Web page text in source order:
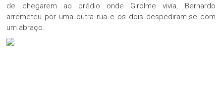
de chegarem ao prédio onde Girolme vivia, Bernardo
arremeteu por uma outra rua e os dois despediram-se com
um abraço.